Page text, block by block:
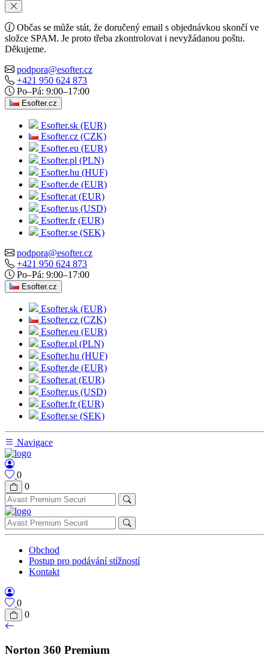
Občas se může stát, že doručený email s objednávkou skončí ve
složce SPAM. Je proto třeba zkontrolovat i nevyžádanou poštu.
Děkujeme.
podpora@esofter.cz
+421 950 624 873
Po–Pá: 9:00–17:00
Esofter.cz
Esofter.sk (EUR)
Esofter.cz (CZK)
Esofter.eu (EUR)
Esofter.pl (PLN)
Esofter.hu (HUF)
Esofter.de (EUR)
Esofter.at (EUR)
Esofter.us (USD)
Esofter.fr (EUR)
Esofter.se (SEK)
podpora@esofter.cz
+421 950 624 873
Po–Pá: 9:00–17:00
Esofter.cz
Esofter.sk (EUR)
Esofter.cz (CZK)
Esofter.eu (EUR)
Esofter.pl (PLN)
Esofter.hu (HUF)
Esofter.de (EUR)
Esofter.at (EUR)
Esofter.us (USD)
Esofter.fr (EUR)
Esofter.se (SEK)
Navigace
0
0
Obchod
Postup pro podávání stížností
Kontakt
0
0
Norton 360 Premium